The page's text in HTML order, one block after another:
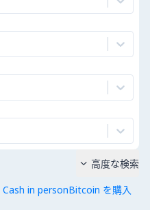
Cash in personBitcoin を購入
 高度な検索